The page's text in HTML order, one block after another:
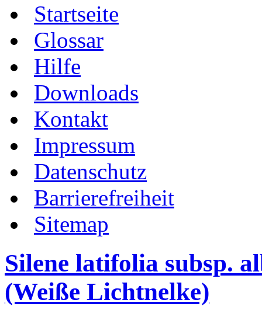
Startseite
Glossar
Hilfe
Downloads
Kontakt
Impressum
Datenschutz
Barrierefreiheit
Sitemap
Silene latifolia subsp.
(Weiße Lichtnelke)